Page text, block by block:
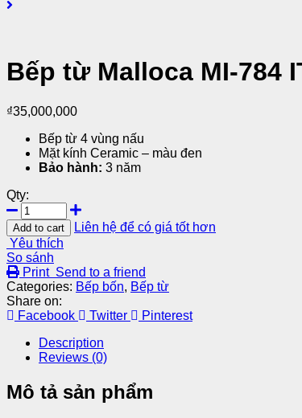
Bếp từ Malloca MI-784
₫35,000,000
Bếp từ 4 vùng nấu
Mặt kính Ceramic – màu đen
Bảo hành: 3 năm
Qty:
Add to cart
Liên hệ để có giá tốt hơn
Yêu thích
So sánh
Print Send to a friend
Categories: Bếp bốn, Bếp từ
Share on:
Facebook
Twitter
Pinterest
Description
Reviews (0)
Mô tả sản phẩm